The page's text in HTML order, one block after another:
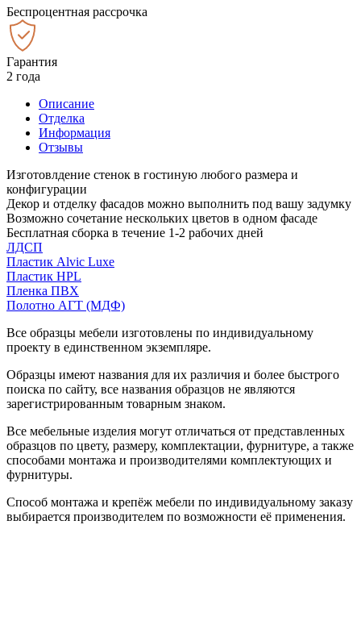
Беспроцентная рассрочка
Гарантия
2 года
Описание
Отделка
Информация
Отзывы
Изготовлдение стенок в гостиную любого размера и
конфигурации
Декор и отделку фасадов можно выполнить под вашу задумку
Возможно сочетание нескольких цветов в одном фасаде
Бесплатная сборка в течение 1-2 рабочих дней
ЛДСП
Пластик Alvic Luxe
Пластик HPL
Пленка ПВХ
Полотно АГТ (МДФ)
Все образцы мебели изготовлены по индивидуальному
проекту в единственном экземпляре.
Образцы имеют названия для их различия и более быстрого
поиска по сайту, все названия образцов не являются
зарегистрированным товарным знаком.
Все мебельные изделия могут отличаться от представленных
образцов по цвету, размеру, комплектации, фурнитуре, а также
способами монтажа и производителями комплектующих и
фурнитуры.
Способ монтажа и крепёж мебели по индивидуальному заказу
выбирается производителем по возможности её применения.